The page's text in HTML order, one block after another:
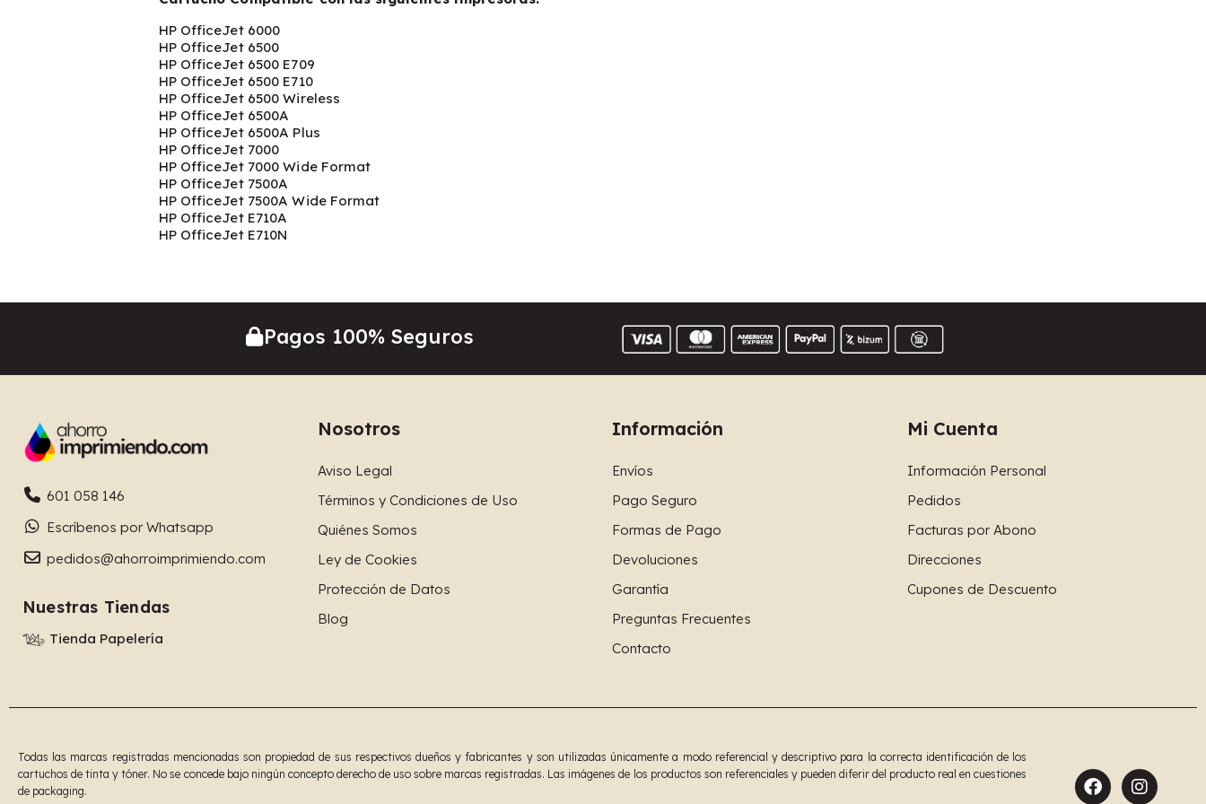
HP OfficeJet 6000
HP OfficeJet 6500
HP OfficeJet 6500 E709
HP OfficeJet 6500 E710
HP OfficeJet 6500 Wireless
HP OfficeJet 6500A
HP OfficeJet 6500A Plus
HP OfficeJet 7000
HP OfficeJet 7000 Wide Format
HP OfficeJet 7500A
HP OfficeJet 7500A Wide Format
HP OfficeJet E710A
HP OfficeJet E710N
Pagos 100% Seguros
601 058 146
Escríbenos por Whatsapp
pedidos@ahorroimprimiendo.com
Nuestras Tiendas
Tienda Papelería
Nosotros
Aviso Legal
Términos y Condiciones de Uso
Quiénes Somos
Ley de Cookies
Protección de Datos
Blog
Información
Envíos
Pago Seguro
Formas de Pago
Devoluciones
Garantía
Preguntas Frecuentes
Contacto
Mi Cuenta
Información Personal
Pedidos
Facturas por Abono
Direcciones
Cupones de Descuento
Todas las marcas registradas mencionadas son propiedad de sus respectivos dueños y fabricantes y son utilizadas únicamente a modo referencial y descriptivo para la correcta identificación de los
cartuchos de tinta y tóner. No se concede bajo ningún concepto derecho de uso sobre marcas registradas. Las imágenes de los productos son referenciales y pueden diferir del producto real en cuestiones
de packaging.